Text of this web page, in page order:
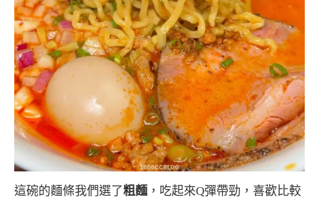
這碗的麵條我們選了粗麵，吃起來Q彈帶勁，喜歡比較